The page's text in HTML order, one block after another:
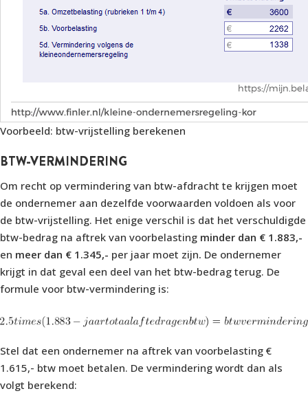
Voorbeeld: btw-vrijstelling berekenen
BTW-VERMINDERING
Om recht op vermindering van btw-afdracht te krijgen moet
de ondernemer aan dezelfde voorwaarden voldoen als voor
de btw-vrijstelling. Het enige verschil is dat het verschuldigde
btw-bedrag na aftrek van voorbelasting minder dan € 1.883,-
en meer dan € 1.345,- per jaar moet zijn. De ondernemer
krijgt in dat geval een deel van het btw-bedrag terug. De
formule voor btw-vermindering is:
Stel dat een ondernemer na aftrek van voorbelasting €
1.615,- btw moet betalen. De vermindering wordt dan als
volgt berekend: